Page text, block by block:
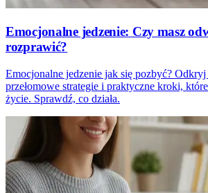
Emocjonalne jedzenie: Czy masz
rozprawić?
Emocjonalne jedzenie jak się pozbyć?
przełomowe strategie i praktyczne kroki,
życie. Sprawdź, co działa.